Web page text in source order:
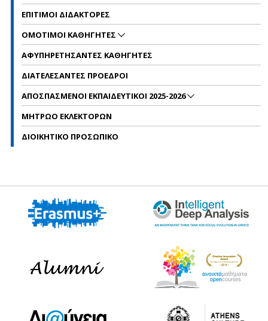
ΕΠΙΤΙΜΟΙ ΔΙΔΑΚΤΟΡΕΣ
ΟΜΟΤΙΜΟΙ ΚΑΘΗΓΗΤΕΣ
ΑΦΥΠΗΡΕΤΗΣΑΝΤΕΣ ΚΑΘΗΓΗΤΕΣ
ΔΙΑΤΕΛΕΣΑΝΤΕΣ ΠΡΟΕΔΡΟΙ
ΑΠΟΣΠΑΣΜΕΝΟΙ ΕΚΠΑΙΔΕΥΤΙΚΟΙ 2025-2026
ΜΗΤΡΩΟ ΕΚΛΕΚΤΟΡΩΝ
ΔΙΟΙΚΗΤΙΚΟ ΠΡΟΣΩΠΙΚΟ